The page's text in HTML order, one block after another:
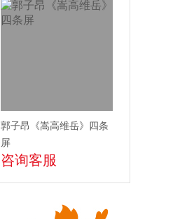
郭子昂《嵩高维岳》四条
屏
咨询客服